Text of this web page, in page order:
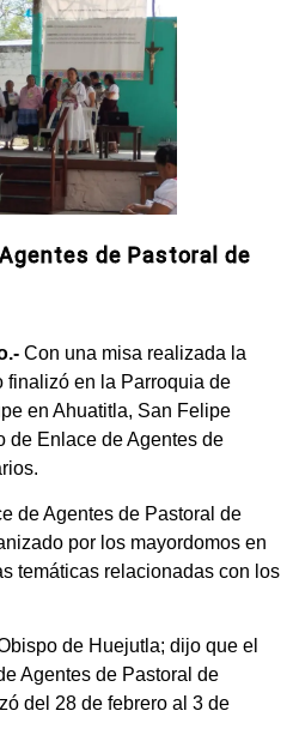
de Pastoral de
Con una misa realizada la
finalizó en la Parroquia de
en Ahuatitla, San Felipe
de Enlace de Agentes de
de Agentes de Pastoral de
por los mayordomos en
temáticas relacionadas con los
de Huejutla; dijo que el
Agentes de Pastoral de
del 28 de febrero al 3 de